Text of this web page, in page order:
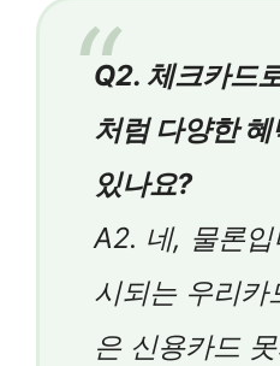
Q2. 체크카드
처럼 다양한
있나요?
A2. 네, 물론
시되는 우리카
은 신용카드